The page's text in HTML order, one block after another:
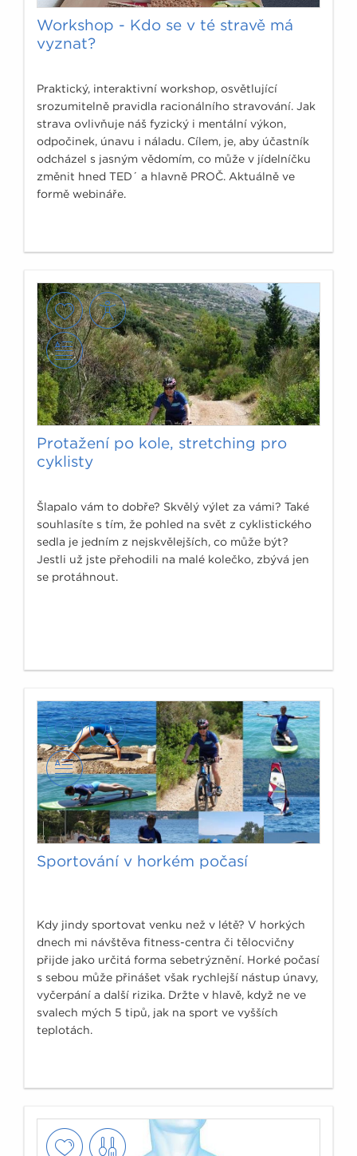
Workshop - Kdo se v té stravě má
vyznat?
Praktický, interaktivní workshop, osvětlující
srozumitelně pravidla racionálního stravování. Jak
strava ovlivňuje náš fyzický i mentální výkon,
odpočinek, únavu i náladu. Cílem, je, aby účastník
odcházel s jasným vědomím, co může v jídelníčku
změnit hned TED´ a hlavně PROČ. Aktuálně ve
formě webináře.
Protažení po kole, stretching pro
cyklisty
Šlapalo vám to dobře? Skvělý výlet za vámi? Také
souhlasíte s tím, že pohled na svět z cyklistického
sedla je jedním z nejskvělejších, co může být?
Jestli už jste přehodili na malé kolečko, zbývá jen
se protáhnout.
Sportování v horkém počasí
Kdy jindy sportovat venku než v létě? V horkých
dnech mi návštěva fitness-centra či tělocvičny
přijde jako určitá forma sebetrýznění. Horké počasí
s sebou může přinášet však rychlejší nástup únavy,
vyčerpání a další rizika. Držte v hlavě, když ne ve
svalech mých 5 tipů, jak na sport ve vyšších
teplotách.